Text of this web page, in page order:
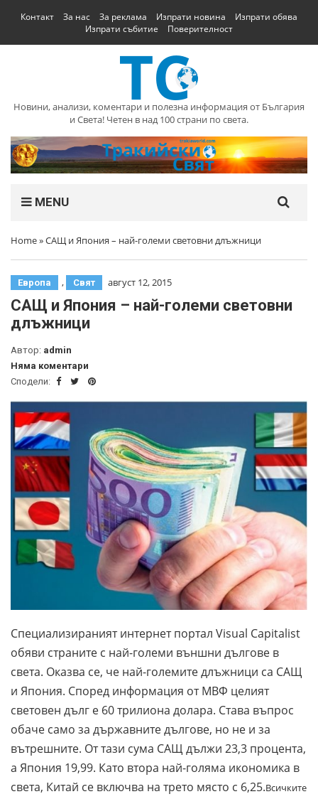
Контакт За нас За реклама Изпрати новина
Изпрати обява
Изпрати събитие
Поверителност
Новини, анализи, коментари и полезна информация от България
и Света! Четен в над 100 страни по света.
MENU
Home»САЩ и Япония – най-големи световни длъжници
Европа , Свят август 12, 2015
САЩ и Япония – най-големи световни
длъжници
Автор: admin
Няма коментари
Сподели:
Специализираният интернет портал Visual Capitalist
обяви страните с най-големи външни дългове в
света. Оказва се, че най-големите длъжници са САЩ
и Япония. Според информация от МВФ целият
световен дълг е 60 трилиона долара. Става въпрос
обаче само за държавните дългове, но не и за
вътрешните. От тази сума САЩ дължи 23,3 процента,
а Япония 19,99. Като втора най-голяма икономика в
света, Китай се включва на трето място с 6,25.Всичките